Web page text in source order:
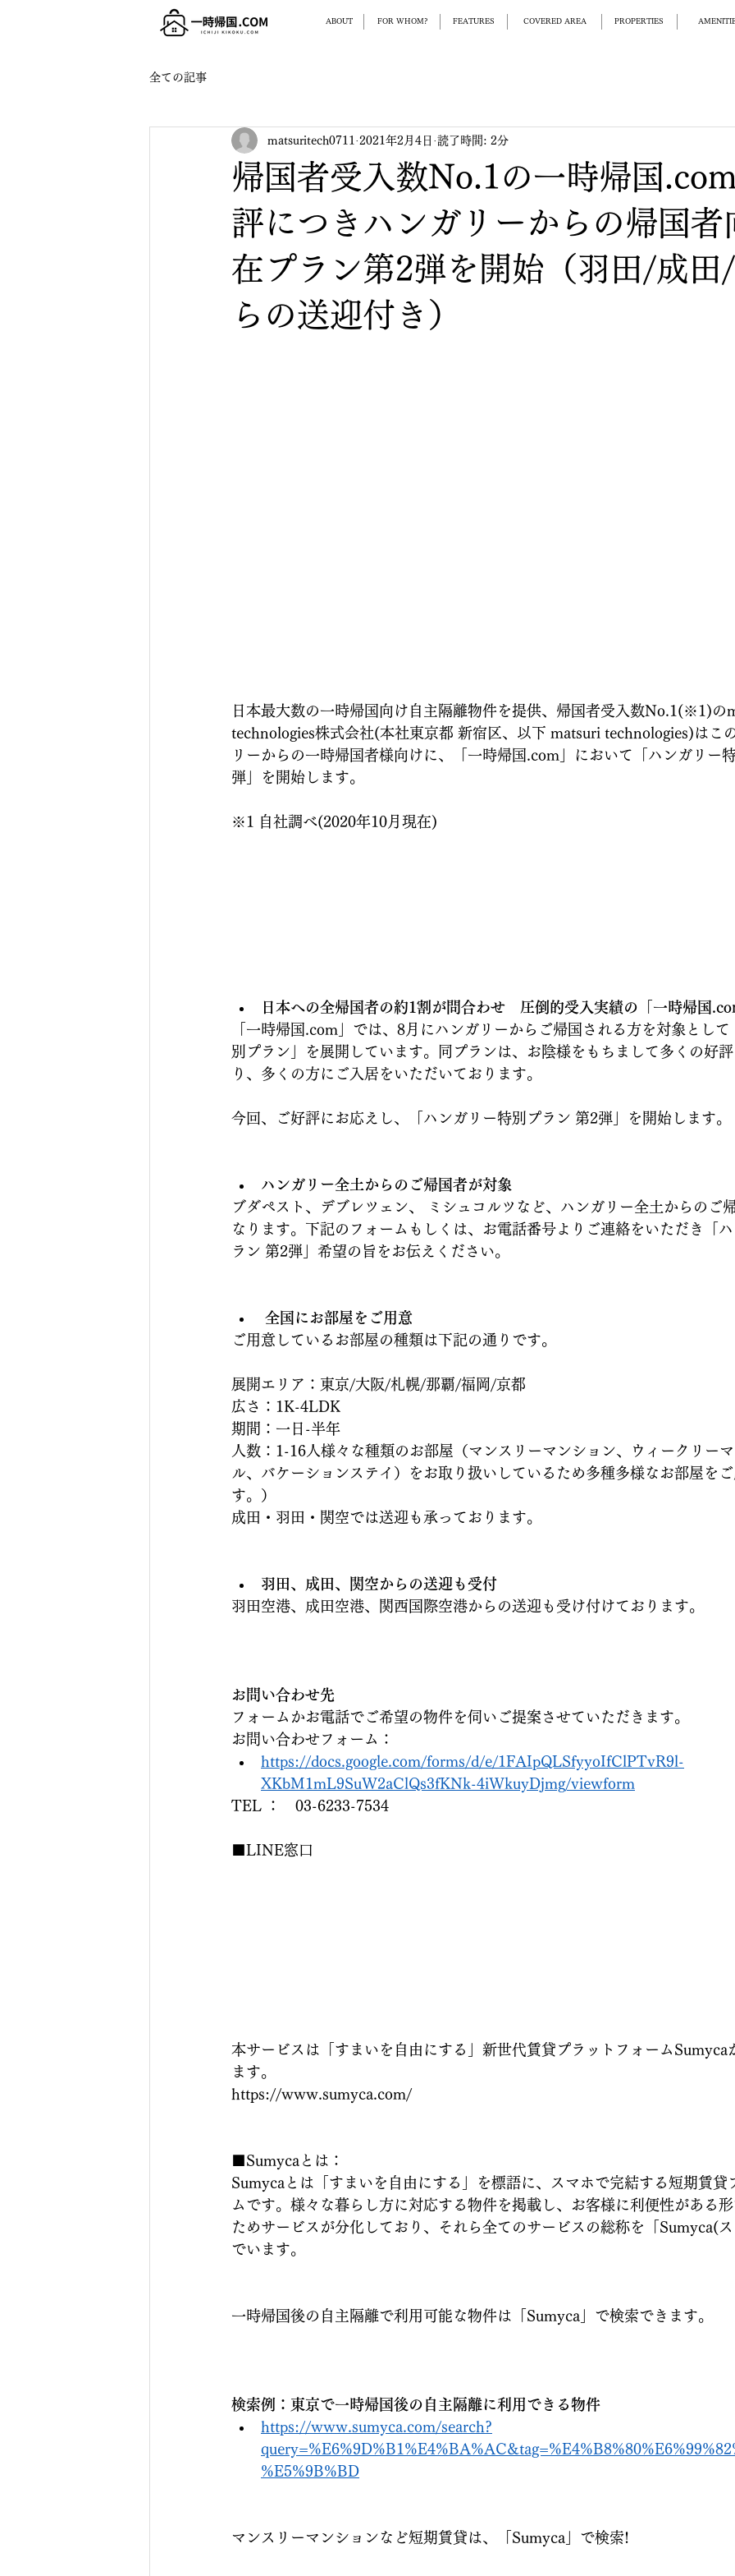
ABOUT FOR WHOM? FEATURES COVERED AREA PROPERTIES
全ての記事
帰国者受入数No.1の一時帰国
評につきハンガリーからの帰国者
在プラン第2弾を開始（羽田/成田
らの送迎付き）
matsuritech0711 2021年2月4日 読了時間: 2分
日本最大数の一時帰国向け自主隔離物件を提供、帰国者受入数No.1(※1)の
technologies株式会社(本社東京都 新宿区、以下 matsuri technologies)はこ
リーからの一時帰国者様向けに、「一時帰国.com」において「ハンガリー
弾」を開始します。
※1 自社調べ(2020年10月現在)
日本への全帰国者の約1割が問合わせ　圧倒的受入実績の「一時帰国
「一時帰国.com」では、8月にハンガリーからご帰国される方を対象とし
別プラン」を展開しています。同プランは、お陰様をもちまして多くの好
り、多くの方にご入居をいただいております。
今回、ご好評にお応えし、「ハンガリー特別プラン 第2弾」を開始します。
ハンガリー全土からのご帰国者が対象
ブダペスト、デブレツェン、 ミシュコルツなど、ハンガリー全土からのご
なります。下記のフォームもしくは、お電話番号よりご連絡をいただき「
ラン 第2弾」希望の旨をお伝えください。
全国にお部屋をご用意
ご用意しているお部屋の種類は下記の通りです。
展開エリア：東京/大阪/札幌/那覇/福岡/京都
広さ：1K-4LDK
期間：一日-半年
人数：1-16人様々な種類のお部屋（マンスリーマンション、ウィークリー
ル、バケーションステイ）をお取り扱いしているため多種多様なお部屋をご
す。）
成田・羽田・関空では送迎も承っております。
羽田、成田、関空からの送迎も受付
羽田空港、成田空港、関西国際空港からの送迎も受け付けております。
お問い合わせ先
フォームかお電話でご希望の物件を伺いご提案させていただきます。
お問い合わせフォーム：
https://docs.google.com/forms/d/e/1FAIpQLSfyyoIfClPTvR9l-
XKbM1mL9SuW2aClQs3fKNk-4iWkuyDjmg/viewform
TEL ：　03-6233-7534
■LINE窓口
本サービスは「すまいを自由にする」新世代賃貸プラットフォームSumyca
ます。
https://www.sumyca.com/
■Sumycaとは：
Sumycaとは「すまいを自由にする」を標語に、スマホで完結する短期賃貸
ムです。様々な暮らし方に対応する物件を掲載し、お客様に利便性がある
ためサービスが分化しており、それら全てのサービスの総称を「Sumyca(
でいます。
一時帰国後の自主隔離で利用可能な物件は「Sumyca」で検索できます。
検索例：東京で一時帰国後の自主隔離に利用できる物件
https://www.sumyca.com/search?
%E5%9B%BD
マンスリーマンションなど短期賃貸は、「Sumyca」で検索!